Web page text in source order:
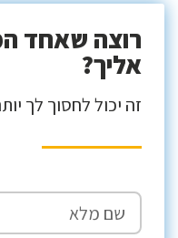
רוצה שאחד
אליך?
זה יכול לחסוך לך יותר מ-100,000 וזה ללא